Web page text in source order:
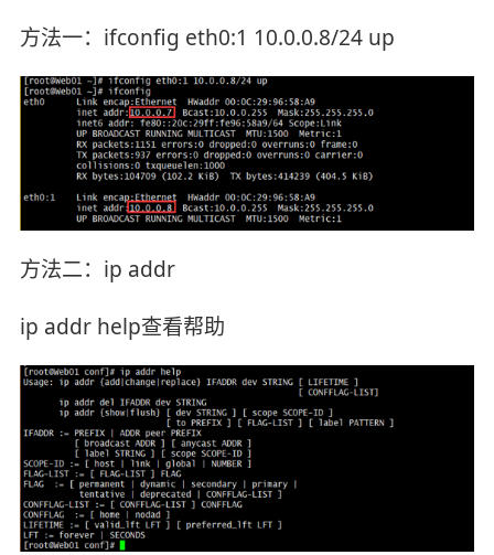
方法一：ifconfig eth0:1 10.0.0.8/24 up
方法二：ip addr
ip addr help查看帮助